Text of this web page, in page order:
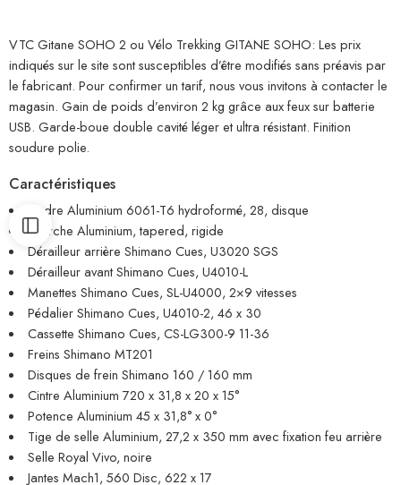
VTC Gitane SOHO 2 ou Vélo Trekking GITANE SOHO: Les prix
indiqués sur le site sont susceptibles d’être modifiés sans préavis par
le fabricant. Pour confirmer un tarif, nous vous invitons à contacter le
magasin. Gain de poids d’environ 2 kg grâce aux feux sur batterie
USB. Garde-boue double cavité léger et ultra résistant. Finition
soudure polie.
Caractéristiques
Cadre Aluminium 6061-T6 hydroformé, 28, disque
Fourche Aluminium, tapered, rigide
Dérailleur arrière Shimano Cues, U3020 SGS
Dérailleur avant Shimano Cues, U4010-L
Manettes Shimano Cues, SL-U4000, 2×9 vitesses
Pédalier Shimano Cues, U4010-2, 46 x 30
Cassette Shimano Cues, CS-LG300-9 11-36
Freins Shimano MT201
Disques de frein Shimano 160 / 160 mm
Cintre Aluminium 720 x 31,8 x 20 x 15°
Potence Aluminium 45 x 31,8° x 0°
Tige de selle Aluminium, 27,2 x 350 mm avec fixation feu arrière
Selle Royal Vivo, noire
Jantes Mach1, 560 Disc, 622 x 17